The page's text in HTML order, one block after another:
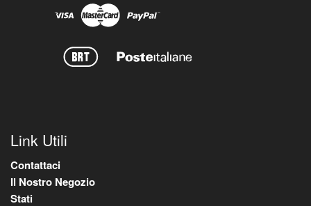
Link Utili
Contattaci
Il Nostro Negozio
Stati